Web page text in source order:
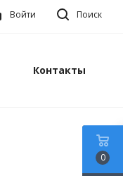
Поиск
Войти
Контакты
0